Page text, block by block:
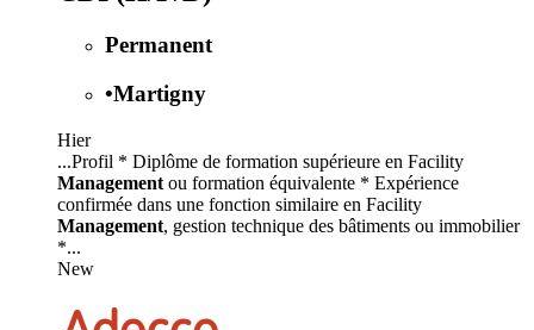
Permanent
•Martigny
Hier
...Profil * Diplôme de formation supérieure en Facility
Management ou formation équivalente * Expérience
confirmée dans une fonction similaire en Facility
Management, gestion technique des bâtiments ou immobilier
*...
New